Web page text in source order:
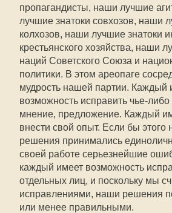
пропагандисты, наши лучшие
лучшие знатоки совхозов, наши
колхозов, наши лучшие знатоки
крестьянского хозяйства, наши
наций Советского Союза и
политики. В этом ареопаге
мудрость нашей партии. Каждый
возможность исправить чье-
мнение, предложение. Каждый
внести свой опыт. Если бы
решения принимались
своей работе серьезнейшие
каждый имеет возможность
отдельных лиц, и поскольку мы
исправлениями, наши решения
или менее правильными.